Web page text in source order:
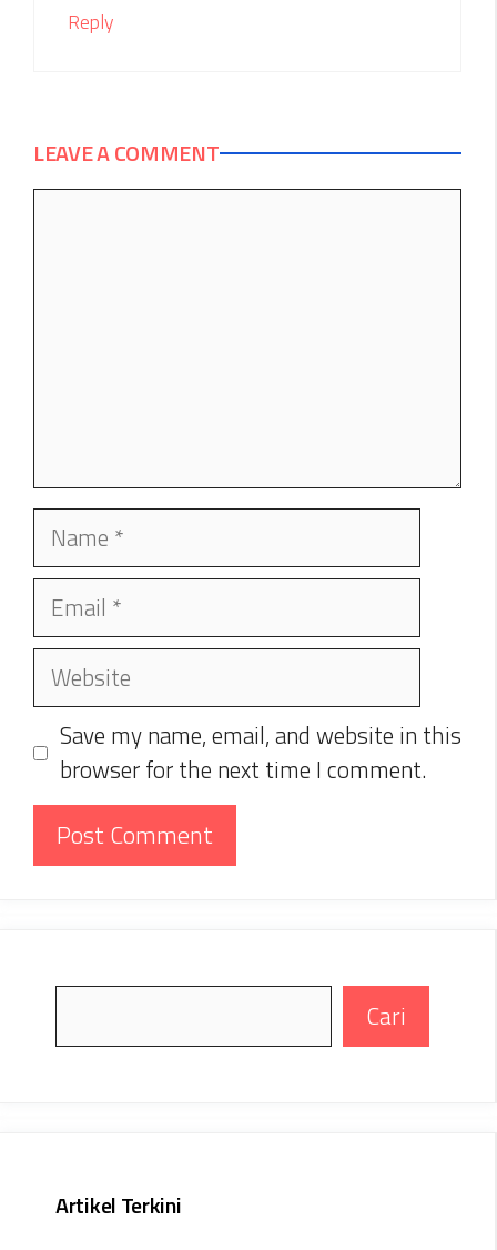
Reply
LEAVE A COMMENT
Name
Email
Website
Save my name, email, and website in this
browser for the next time I comment.
Cari
Artikel Terkini